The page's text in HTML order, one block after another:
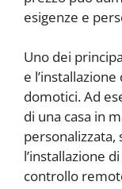
esigenze e
Uno dei
e
domotici. Ad
di una casa in
l’installazione
controllo